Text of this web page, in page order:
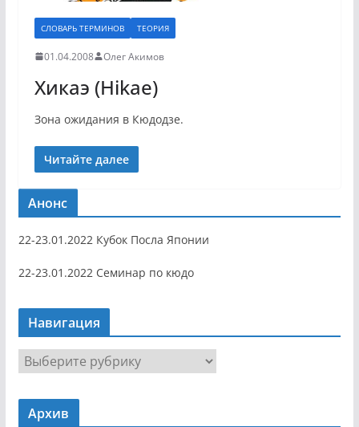
СЛОВАРЬ ТЕРМИНОВ ТЕОРИЯ
01.04.2008 Олег Акимов
Хикаэ (Hikae)
Зона ожидания в Кюдодзе.
Читайте далее
Анонс
22-23.01.2022 Кубок Посла Японии
22-23.01.2022 Семинар по кюдо
Навигация
Н
а
в
Архив